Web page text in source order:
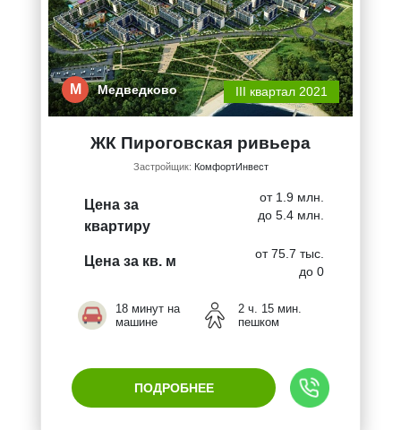
М Медведково III квартал 2021
ЖК Пироговская ривьера
Застройщик: КомфортИнвест
Цена за
квартиру
от 1.9 млн.
до 5.4 млн.
Цена за кв. м
от 75.7 тыс.
до 0
18 минут на
машине
2 ч. 15 мин.
пешком
ПОДРОБНЕЕ